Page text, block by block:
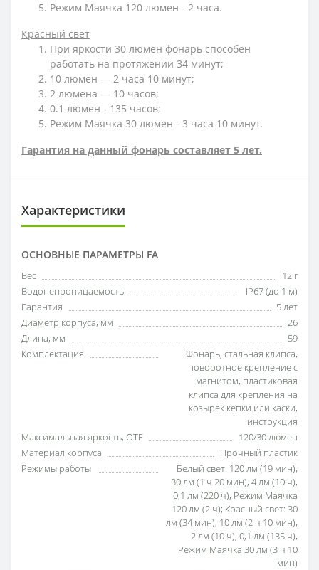
Режим Маячка 120 люмен - 2 часа.
Красный свет
При яркости 30 люмен фонарь способен
работать на протяжении 34 минут;
10 люмен — 2 часа 10 минут;
2 люмена — 10 часов;
0.1 люмен - 135 часов;
Режим Маячка 30 люмен - 3 часа 10 минут.
Гарантия на данный фонарь составляет 5 лет.
Характеристики
ОСНОВНЫЕ ПАРАМЕТРЫ FA
Вес
12 г
Водонепроницаемость
IP67 (до 1 м)
Гарантия
5 лет
Диаметр корпуса, мм
26
Длина, мм
59
Комплектация
Фонарь, стальная клипса,
поворотное крепление с
магнитом, пластиковая
клипса для крепления на
козырек кепки или каски,
инструкция
Максимальная яркость, OTF
120/30 люмен
Материал корпуса
Прочный пластик
Режимы работы
Белый свет: 120 лм (19 мин),
30 лм (1 ч 20 мин), 4 лм (10 ч),
0,1 лм (220 ч), Режим Маячка
120 лм (2 ч); Красный свет: 30
лм (34 мин), 10 лм (2 ч 10 мин),
2 лм (10 ч), 0,1 лм (135 ч),
Режим Маячка 30 лм (3 ч 10
мин)